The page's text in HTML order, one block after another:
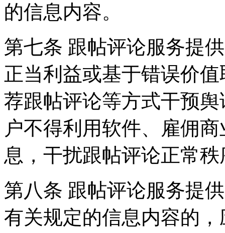
的信息内容。
第七条 跟帖评论服务提
正当利益或基于错误价
荐跟帖评论等方式干预
户不得利用软件、雇佣
息，干扰跟帖评论正常
第八条 跟帖评论服务提
有关规定的信息内容的